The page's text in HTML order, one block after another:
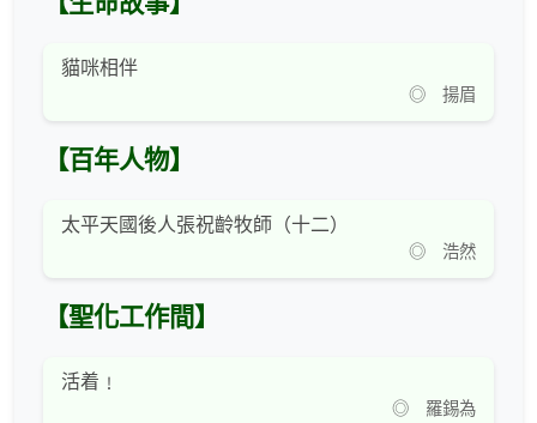
貓咪相伴
◎ 揚眉
【百年人物】
太平天國後人張祝齡牧師（十二）
◎ 浩然
【聖化工作間】
活着﹗
◎ 羅錫為